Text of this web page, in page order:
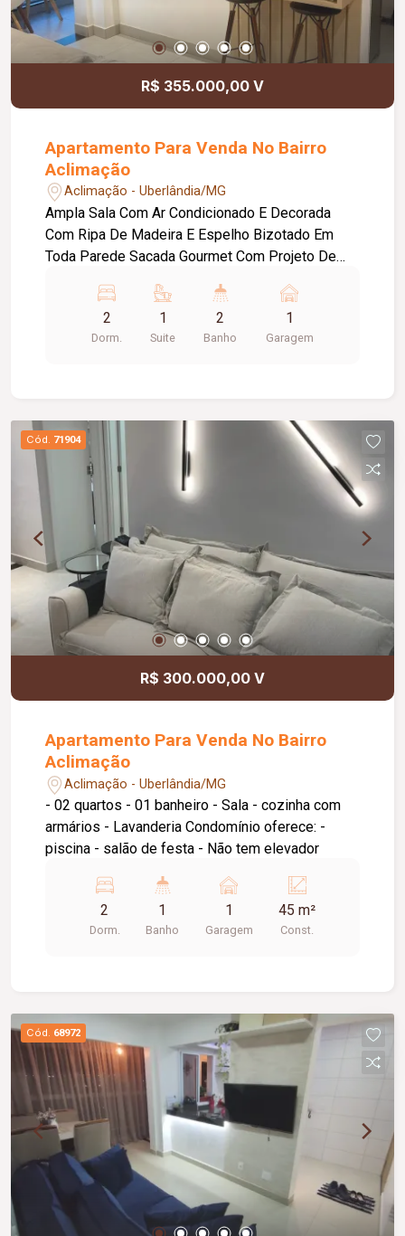
R$ 355.000,00 V
Apartamento Para Venda No Bairro
Aclimação
Aclimação - Uberlândia/MG
Ampla Sala Com Ar Condicionado E Decorada
Com Ripa De Madeira E Espelho Bizotado Em
Toda Parede Sacada Gourmet Com Projeto De
Sendo 1 Suíte Com Ar Condicionado, Planejados,
Box Blindex Ebancada Em Granito E Mármore
Banheiro Social Com Bancada Em Granito Cozinha
Digital 1 Vaga Garagem Coberta
2
Dorm.
1
Suite
2
Banho
1
Garagem
Cód. 71904
R$ 300.000,00 V
Apartamento Para Venda No Bairro
Aclimação
Aclimação - Uberlândia/MG
- 02 quartos - 01 banheiro - Sala - cozinha com
armários - Lavanderia Condomínio oferece: -
piscina - salão de festa - Não tem elevador
2
Dorm.
1
Banho
1
Garagem
45 m²
Const.
Cód. 68972